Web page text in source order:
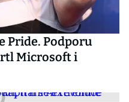
Pride. Podporu
Microsoft i